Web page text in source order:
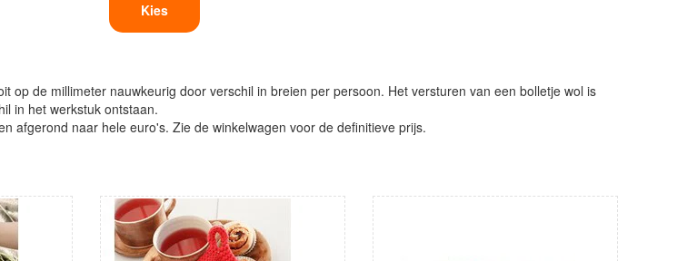
Kies
op de millimeter nauwkeurig door verschil in breien per persoon. Het versturen van een bolletje wol is
in het werkstuk ontstaan.
afgerond naar hele euro's. Zie de winkelwagen voor de definitieve prijs.